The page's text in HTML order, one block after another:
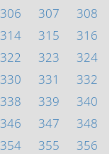
306 307
308
314 315
316
322 323
324
330 331
332
338 339
340
346 347
348
354 355
356